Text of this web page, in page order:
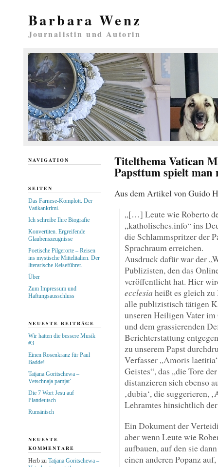
Barbara Wenz
Journalistin und Autorin
Titelthema Vatican
Papsttum spielt man
Aus dem Artikel von Guido
„[…] Leute wie Roberto
„katholisches.info“ ins
die Schlammspritzer der
Sprachraum erreichen.
Ausdruck dafür war der
Publizisten, den das
veröffentlicht hat. Hier
ecclesia heißt es gleich
alle publizistisch tätigen
unseren Heiligen Vater
und dem grassierenden
Berichterstattung
zu unserem Papst
Verfasser „Amoris
Geistes“, das „die Tore
distanzieren sich ebenso
‚dubia‘, die suggerieren,
Lehramtes hinsichtlich
Ein Dokument der
aber wenn Leute wie
aufbauen, auf den sie
einen anderen Popanz
NAVIGATION
SEITEN
Das Farnese-Komplott. Der
Vatikankrimi.
Ich schreibe Ihre Biografie
Konvertiten. Ergreifende
Glaubenszeugnisse
Poetische Pilgerorte – Reisen
ins mystische Mittelitalien. Der
literarische Reiseführer.
Über
Zum Impressum und
Haftungsausschluss
NEUESTE BEITRÄGE
Wir hatten die bessere Musik
#3
Einen Rosenkranz für Paul
Badde!
Tatjana Goritschewa –
Vetschnaja pamjat‘
Die 7 Wort Jesu auf
Plattdeutsch
Rumänisch
NEUESTE
KOMMENTARE
Herbzu Tatjana Goritschewa –